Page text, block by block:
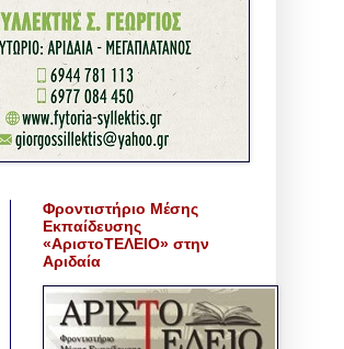
Φροντιστήριο Μέσης
Εκπαίδευσης
«ΑριστοΤΕΛΕΙΟ» στην
Αριδαία